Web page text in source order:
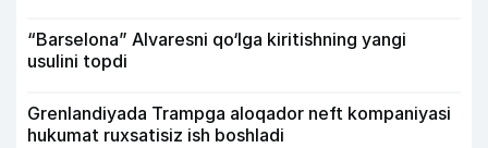
“Barselona” Alvaresni qo‘lga kiritishning yangi
usulini topdi
Grenlandiyada Trampga aloqador neft kompaniyasi
hukumat ruxsatisiz ish boshladi